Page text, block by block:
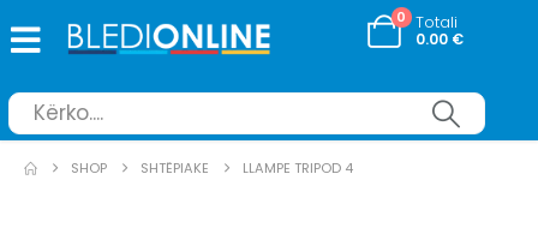
0 Totali
0.00 €
SHOP SHTËPIAKE LLAMPE TRIPOD 4